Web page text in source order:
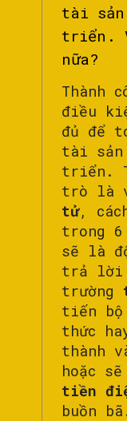
tài
triển.
nữa?
Thành
điều
đủ để
tài sản
triển.
trò là
tử,
trong
sẽ là
trả lời
trường
tiến bộ
thức
thành
hoặc
tiền
buồn